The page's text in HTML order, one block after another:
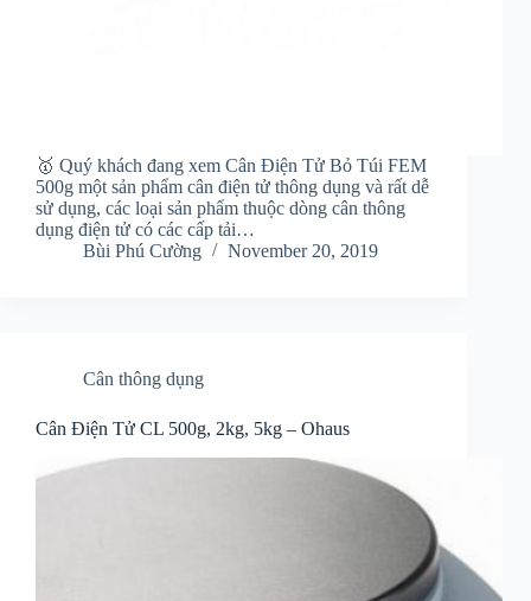
🥇 Quý khách đang xem Cân Điện Tử Bỏ Túi FEM
500g một sản phẩm cân điện tử thông dụng và rất dễ
sử dụng, các loại sản phẩm thuộc dòng cân thông
dụng điện tử có các cấp tải…
Bùi Phú Cường
November 20, 2019
Cân thông dụng
Cân Điện Tử CL 500g, 2kg, 5kg – Ohaus